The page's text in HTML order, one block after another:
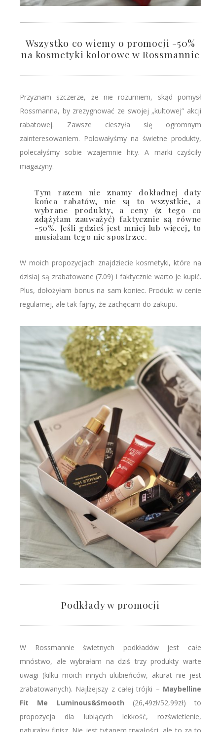
Wszystko co wiemy o promocji -50%
na kosmetyki kolorowe w Rossmannie
Przyznam szczerze, że nie rozumiem, skąd pomysł
Rossmanna, by zrezygnować ze swojej „kultowej” akcji
rabatowej. Zawsze cieszyła się ogromnym
zainteresowaniem. Polowałyśmy na świetne produkty,
polecałyśmy sobie wzajemnie hity. A marki czyściły
magazyny.
Tym razem nie znamy dokładnej daty
końca rabatów, nie są to wszystkie, a
wybrane produkty, a ceny (z tego co
zdążyłam zauważyć) faktycznie są równe
-50%. Jeśli gdzieś jest mniej lub więcej, to
musiałam tego nie spostrzec.
W moich propozycjach znajdziecie kosmetyki, które na
dzisiaj są zrabatowane (7.09) i faktycznie warto je kupić.
Plus, dołożyłam bonus na sam koniec. Produkt w cenie
regularnej, ale tak fajny, że zachęcam do zakupu.
Podkłady w promocji
W Rossmannie świetnych podkładów jest całe
mnóstwo, ale wybrałam na dziś trzy produkty warte
uwagi (kilku moich innych ulubieńców, akurat nie jest
zrabatowanych). Najlżejszy z całej trójki – Maybelline
Fit Me Luminous&Smooth (26,49zł/52,99zł) to
propozycja dla lubiących lekkość, rozświetlenie,